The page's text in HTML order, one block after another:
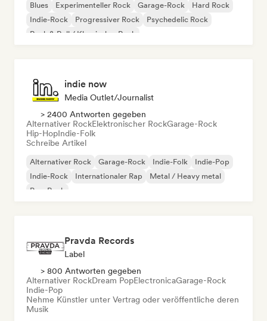
Blues Experimenteller Rock Garage-Rock
Hard Rock
Indie-Rock
Progressiver Rock
Psychedelic Rock
Rock & Roll / Klassischer Rock
indie now
Media Outlet/Journalist
> 2400 Antworten gegeben
Alternativer RockElektronischer RockGarage-Rock
Hip-HopIndie-Folk
Schreibe Artikel
Alternativer Rock Garage-Rock Indie-Folk
Indie-Pop
Indie-Rock
Internationaler Rap
Metal / Heavy metal
Pop-Rock
Pravda Records
Label
> 800 Antworten gegeben
Alternativer RockDream PopElectronicaGarage-Rock
Indie-Pop
Nehme Künstler unter Vertrag oder veröffentliche deren
Musik